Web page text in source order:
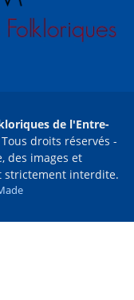
de l'Entre-
droits réservés -
des images et
strictement interdite.